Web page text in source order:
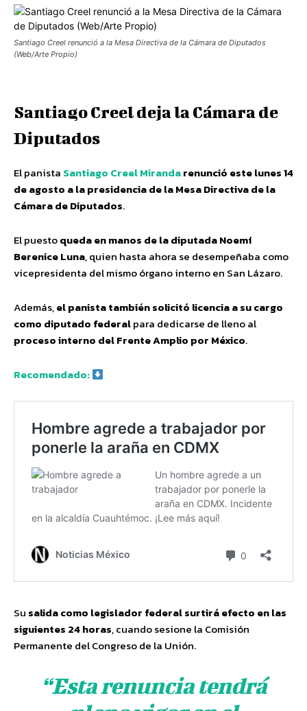
Santiago Creel renunció a la Mesa Directiva de la Cámara de Diputados
(Web/Arte Propio)
Santiago Creel deja la Cámara de
Diputados
El panista Santiago Creel Mirandarenunció este lunes 14
de agosto a la presidencia de la Mesa Directiva de la
Cámara de Diputados.
El puestoqueda en manos de la diputada Noemí
Berenice Luna, quien hasta ahora se desempeñaba como
vicepresidenta del mismo órgano interno en San Lázaro.
Además,el panista también solicitó licencia a su cargo
como diputado federalpara dedicarse de lleno al
proceso interno del Frente Amplio por México.
Recomendado:
Su salida como legislador federal surtirá efecto en las
siguientes 24 horas, cuando sesione la Comisión
Permanente del Congreso de la Unión.
“Esta renuncia tendrá